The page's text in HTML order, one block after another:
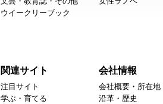
ウイークリーブック
関連サイト
注目サイト
学ぶ・育てる
会社情報
会社概要・所在地
沿革・歴史